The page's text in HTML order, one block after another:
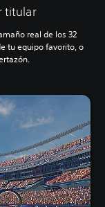
titular
real de los 32
tu equipo favorito, o